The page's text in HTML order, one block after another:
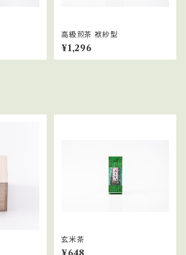
高級煎茶 袱紗型
¥1,296
玄米茶